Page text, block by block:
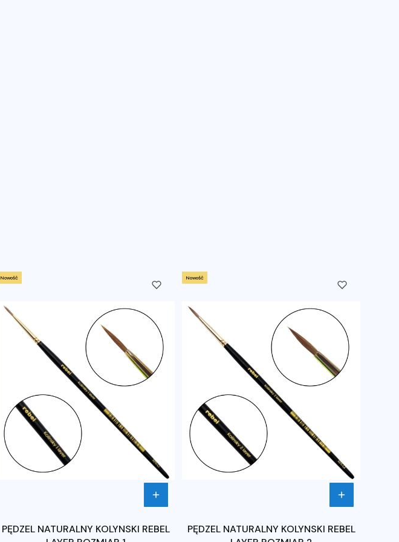
Nowość
PĘDZEL NATURALNY KOLYNSKI REBEL
Nowość
PĘDZEL NATURALNY KOLYNSKI REBEL